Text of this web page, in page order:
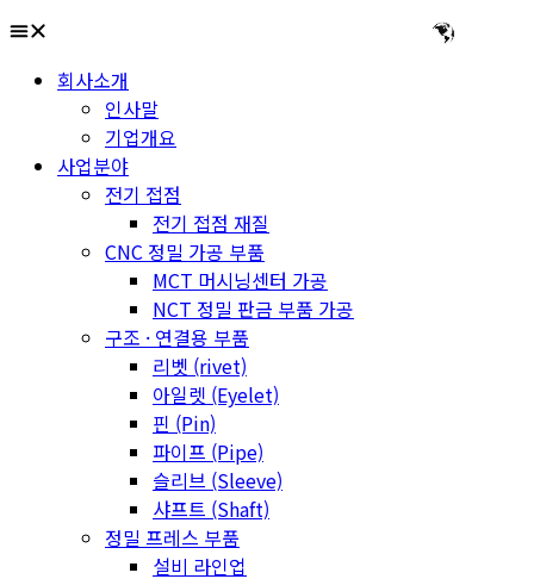
회사소개
인사말
기업개요
사업분야
전기 접점
전기 접점 재질
CNC 정밀 가공 부품
MCT 머시닝센터 가공
NCT 정밀 판금 부품 가공
구조 · 연결용 부품
리벳 (rivet)
아일렛 (Eyelet)
핀 (Pin)
파이프 (Pipe)
슬리브 (Sleeve)
샤프트 (Shaft)
정밀 프레스 부품
설비 라인업